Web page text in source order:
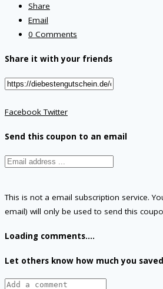
Share
Email
0 Comments
Share it with your friends
FacebookTwitter
Send this coupon to an email
This is not a email subscription service.
email) will only be used to send this
Loading comments....
Let others know how much you saved